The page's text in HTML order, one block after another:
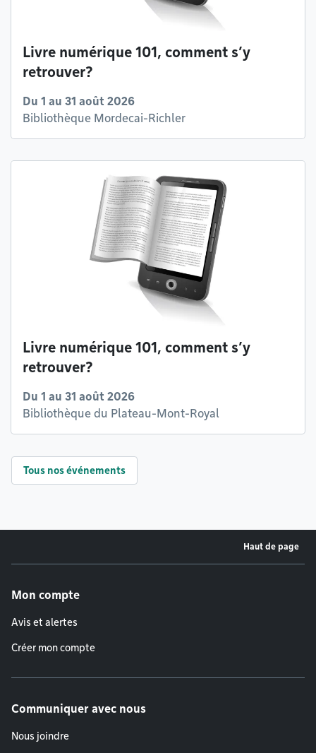
Livre numérique 101, comment s’y
retrouver?
Du 1 au 31 août 2026
Bibliothèque Mordecai-Richler
Livre numérique 101, comment s’y
retrouver?
Du 1 au 31 août 2026
Bibliothèque du Plateau-Mont-Royal
Tous nos événements
Haut de page
Mon compte
Avis et alertes
Créer mon compte
Communiquer avec nous
Nous joindre